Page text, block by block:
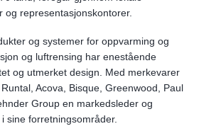
og representasjonskontorer.
og systemer for oppvarming og
og luftrensing har enestående
og utmerket design. Med merkevarer
Acova, Bisque, Greenwood, Paul
Group en markedsleder og
sine forretningsområder.